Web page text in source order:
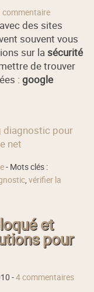
commentaire
des sites
souvent vous
sur la sécurité
de trouver
:google
diagnostic pour
net
- Mots clés :
,vérifier la
et
pour
-4 commentaires